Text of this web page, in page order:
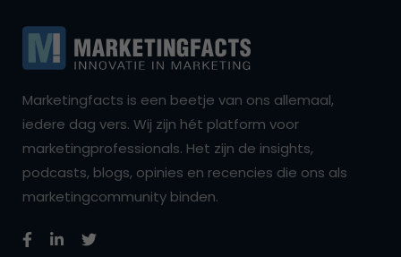
Marketingfacts is een beetje van ons allemaal,
iedere dag vers. Wij zijn hét platform voor
marketingprofessionals. Het zijn de insights,
podcasts, blogs, opinies en recencies die ons als
marketingcommunity binden.